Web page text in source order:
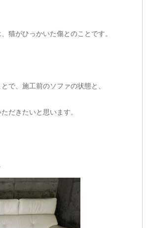
猫がひっかいた傷とのことです。
で、施工前のソファの状態と、
だきたいと思います。